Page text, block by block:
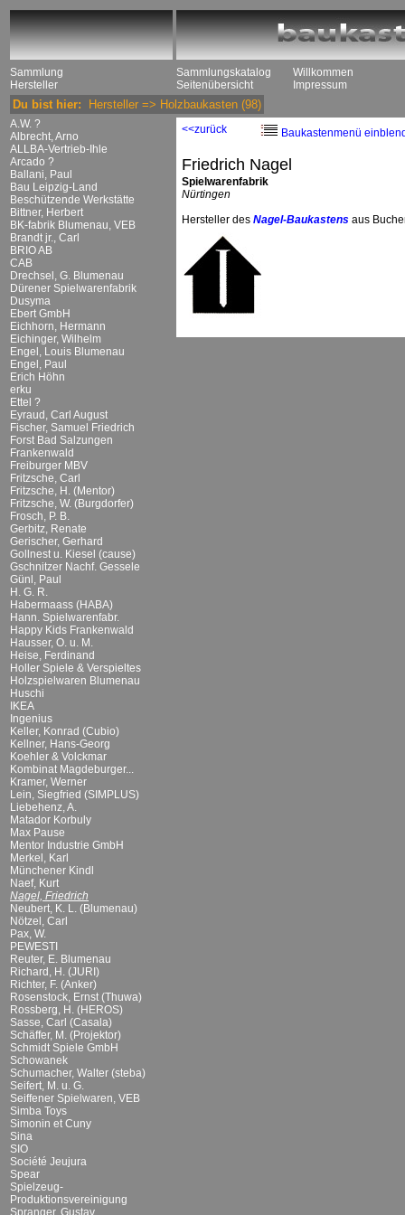
Sammlung
Hersteller
Sammlungskatalog
Seitenübersicht
Willkommen
Impressum
Du bist hier: Hersteller => Holzbaukasten (98)
A.W. ?
Albrecht, Arno
ALLBA-Vertrieb-Ihle
Arcado ?
Ballani, Paul
Bau Leipzig-Land
Beschützende Werkstätte
Bittner, Herbert
BK-fabrik Blumenau, VEB
Brandt jr., Carl
BRIO AB
CAB
Drechsel, G. Blumenau
Dürener Spielwarenfabrik
Dusyma
Ebert GmbH
Eichhorn, Hermann
Eichinger, Wilhelm
Engel, Louis Blumenau
Engel, Paul
Erich Höhn
erku
Ettel ?
Eyraud, Carl August
Fischer, Samuel Friedrich
Forst Bad Salzungen
Frankenwald
Freiburger MBV
Fritzsche, Carl
Fritzsche, H. (Mentor)
Fritzsche, W. (Burgdorfer)
Frosch, P. B.
Gerbitz, Renate
Gerischer, Gerhard
Gollnest u. Kiesel (cause)
Gschnitzer Nachf. Gessele
Günl, Paul
H. G. R.
Habermaass (HABA)
Hann. Spielwarenfabr.
Happy Kids Frankenwald
Hausser, O. u. M.
Heise, Ferdinand
Holler Spiele & Verspieltes
Holzspielwaren Blumenau
Huschi
IKEA
Ingenius
Keller, Konrad (Cubio)
Kellner, Hans-Georg
Koehler & Volckmar
Kombinat Magdeburger...
Kramer, Werner
Lein, Siegfried (SIMPLUS)
Liebehenz, A.
Matador Korbuly
Max Pause
Mentor Industrie GmbH
Merkel, Karl
Münchener Kindl
Naef, Kurt
Nagel, Friedrich
Neubert, K. L. (Blumenau)
Nötzel, Carl
Pax, W.
PEWESTI
Reuter, E. Blumenau
Richard, H. (JURI)
Richter, F. (Anker)
Rosenstock, Ernst (Thuwa)
Rossberg, H. (HEROS)
Sasse, Carl (Casala)
Schäffer, M. (Projektor)
Schmidt Spiele GmbH
Schowanek
Schumacher, Walter (steba)
Seifert, M. u. G.
Seiffener Spielwaren, VEB
Simba Toys
Simonin et Cuny
Sina
SIO
Société Jeujura
Spear
Spielzeug-
Produktionsvereinigung
Spranger, Gustav
<<zurück Baukastenmenü
Friedrich Nagel
Spielwarenfabrik
Nürtingen
Hersteller des Nagel-Baukastens aus